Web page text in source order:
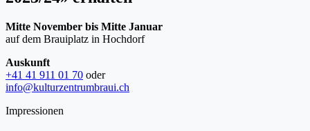
Mitte November bis Mitte Januar
auf dem Brauiplatz in Hochdorf
Auskunft
+41 41 911 01 70 oder
info@kulturzentrumbraui.ch
Impressionen